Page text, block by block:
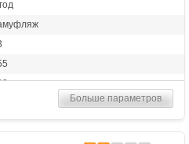
дюймов (35,6 см)Больше параметров